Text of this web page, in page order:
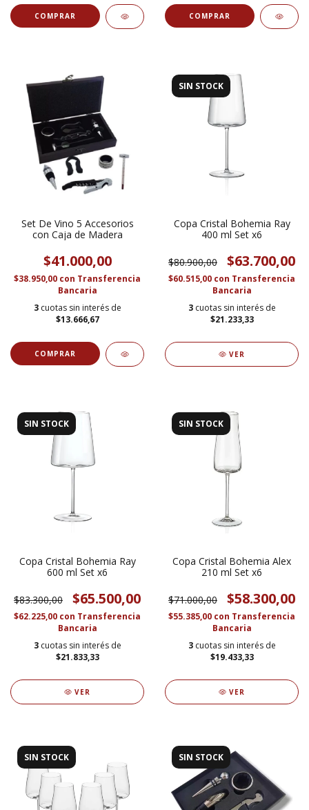
Set De Vino 5 Accesorios
con Caja de Madera
$41.000,00
$38.950,00 con Transferencia
Bancaria
3 cuotas sin interés de
$13.666,67
SIN STOCK
Copa Cristal Bohemia Ray
400 ml Set x6
$80.900,00 $63.700,00
$60.515,00 con Transferencia
Bancaria
3 cuotas sin interés de
$21.233,33
VER
SIN STOCK
Copa Cristal Bohemia Ray
600 ml Set x6
$83.300,00 $65.500,00
$62.225,00 con Transferencia
Bancaria
3 cuotas sin interés de
$21.833,33
VER
SIN STOCK
Copa Cristal Bohemia Alex
210 ml Set x6
$71.000,00 $58.300,00
$55.385,00 con Transferencia
Bancaria
3 cuotas sin interés de
$19.433,33
VER
SIN STOCK SIN STOCK